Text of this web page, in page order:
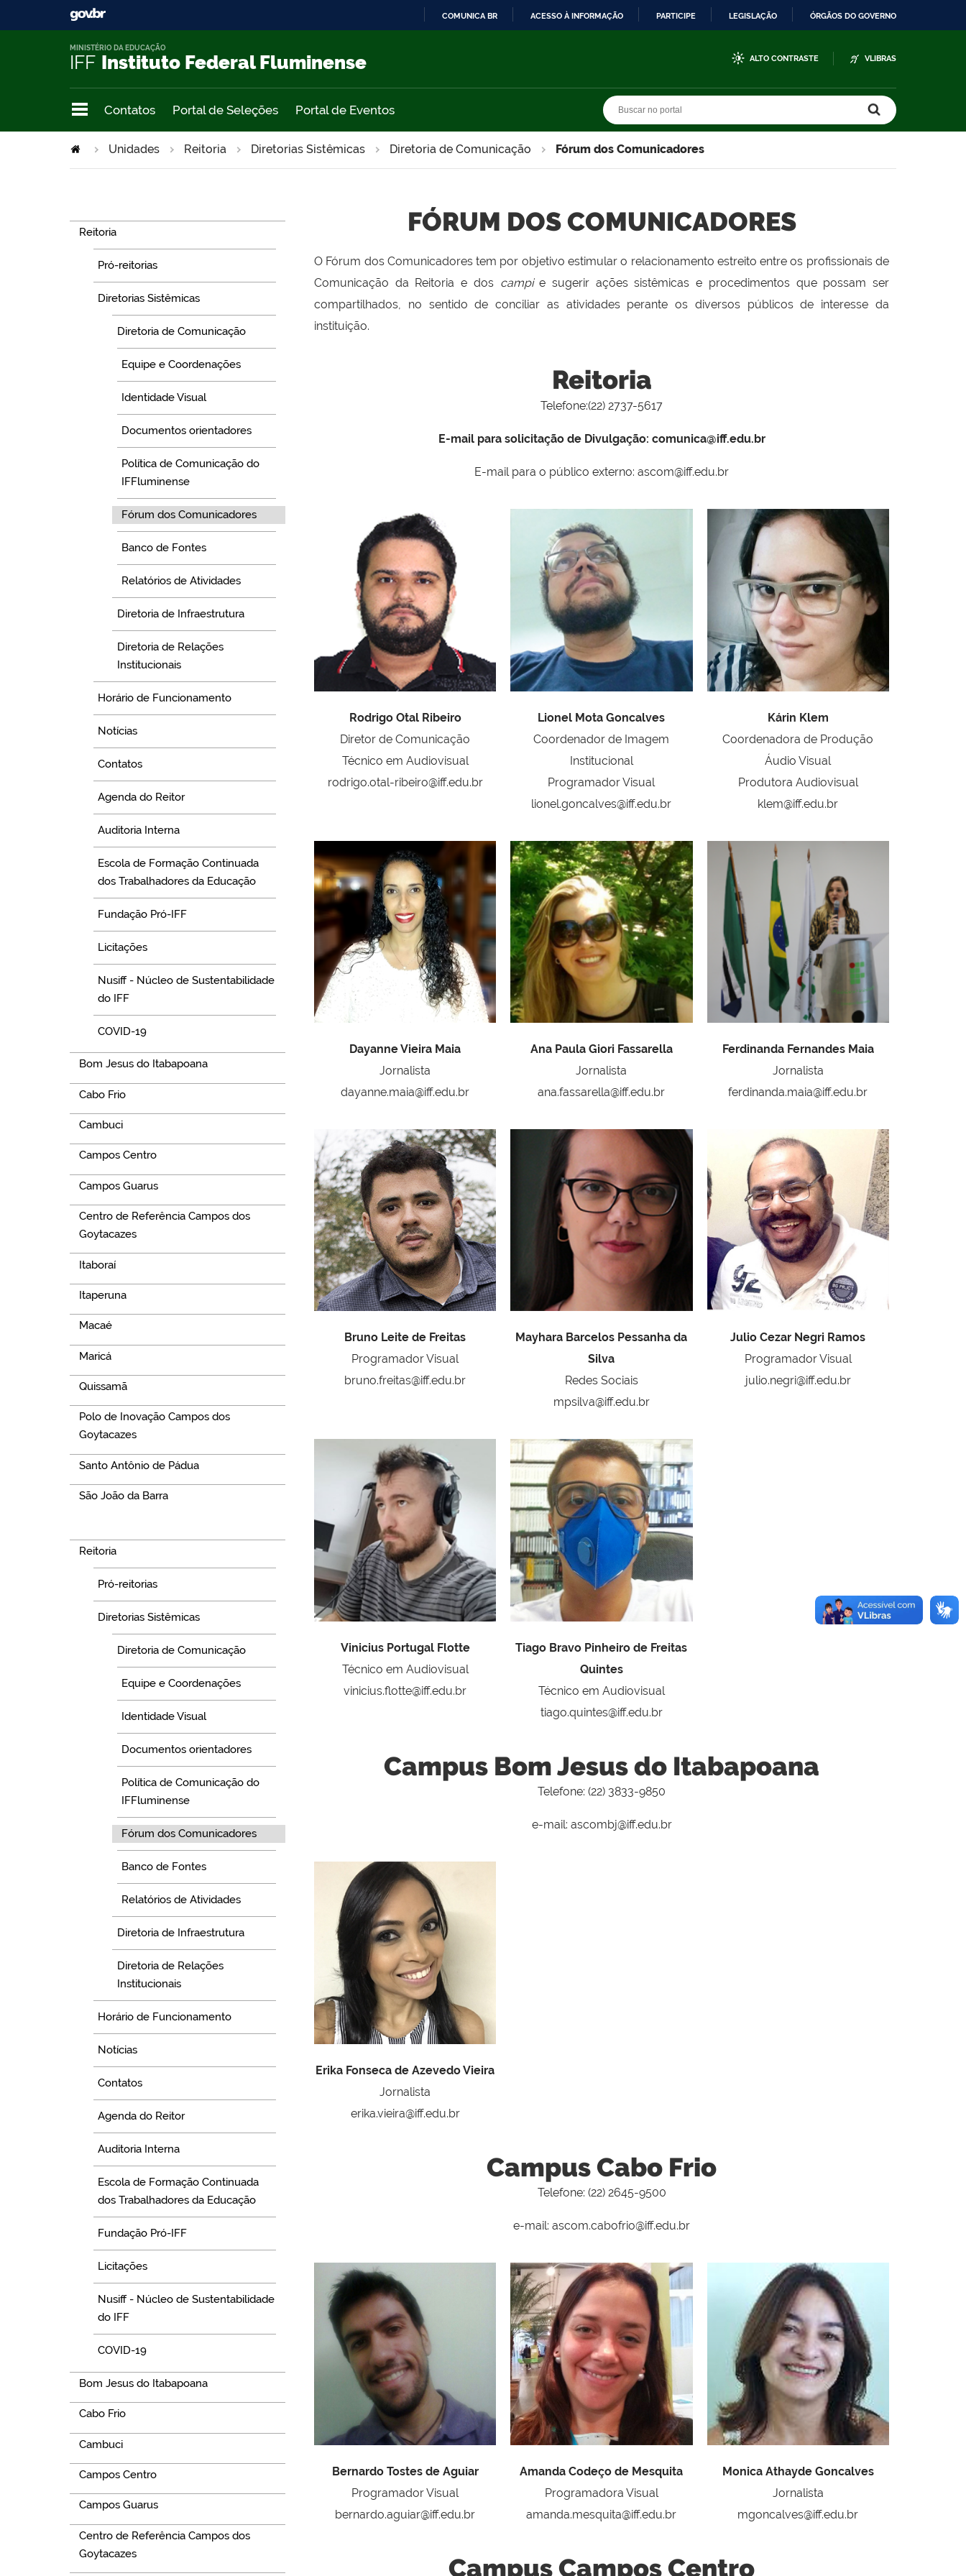
COMUNICA BR ACESSO À INFORMAÇÃO PARTICIPE LEGISLAÇÃO ÓRGÃOS DO GOVERNO
IFF Instituto Federal Fluminense
MINISTÉRIO DA EDUCAÇÃO
ALTO CONTRASTE VLIBRAS
Contatos Portal de Seleções Portal de Eventos
Unidades Reitoria Diretorias Sistêmicas Diretoria de Comunicação Fórum dos Comunicadores
Reitoria
Pró-reitorias
Diretorias Sistêmicas
Diretoria de Comunicação
Equipe e Coordenações
Identidade Visual
Documentos orientadores
Política de Comunicação do
IFFluminense
Fórum dos Comunicadores
Banco de Fontes
Relatórios de Atividades
Diretoria de Infraestrutura
Diretoria de Relações
Institucionais
Horário de Funcionamento
Notícias
Contatos
Agenda do Reitor
Auditoria Interna
Escola de Formação Continuada
dos Trabalhadores da Educação
Fundação Pró-IFF
Licitações
Nusiff - Núcleo de Sustentabilidade
do IFF
COVID-19
Bom Jesus do Itabapoana
Cabo Frio
Cambuci
Campos Centro
Campos Guarus
Centro de Referência Campos dos
Goytacazes
Itaboraí
Itaperuna
Macaé
Maricá
Quissamã
Polo de Inovação Campos dos
Goytacazes
Santo Antônio de Pádua
São João da Barra
Reitoria
Pró-reitorias
Diretorias Sistêmicas
Diretoria de Comunicação
Equipe e Coordenações
Identidade Visual
Documentos orientadores
Política de Comunicação do
IFFluminense
Fórum dos Comunicadores
Banco de Fontes
Relatórios de Atividades
Diretoria de Infraestrutura
Diretoria de Relações
Institucionais
Horário de Funcionamento
Notícias
Contatos
Agenda do Reitor
Auditoria Interna
Escola de Formação Continuada
dos Trabalhadores da Educação
Fundação Pró-IFF
Licitações
Nusiff - Núcleo de Sustentabilidade
do IFF
COVID-19
Bom Jesus do Itabapoana
Cabo Frio
Cambuci
Campos Centro
Campos Guarus
Centro de Referência Campos dos
Goytacazes
FÓRUM DOS COMUNICADORES
O Fórum dos Comunicadores tem por objetivo estimular o relacionamento estreito entre os profissionais de
Comunicação da Reitoria e dos campie sugerir ações sistêmicas e procedimentos que possam ser
compartilhados, no sentido de conciliar as atividades perante os diversos públicos de interesse da
instituição.
Reitoria
Telefone:(22) 2737-5617
E-mail para solicitação de Divulgação: comunica@iff.edu.br
E-mail para o público externo: ascom@iff.edu.br
Rodrigo Otal Ribeiro
Diretor de Comunicação
Técnico em Audiovisual
rodrigo.otal-ribeiro@iff.edu.br
Lionel Mota Goncalves
Coordenador de Imagem
Institucional
Programador Visual
lionel.goncalves@iff.edu.br
Kárin Klem
Coordenadora de Produção
Áudio Visual
Produtora Audiovisual
klem@iff.edu.br
Dayanne Vieira Maia
Jornalista
dayanne.maia@iff.edu.br
Ana Paula Giori Fassarella
Jornalista
ana.fassarella@iff.edu.br
Ferdinanda Fernandes Maia
Jornalista
ferdinanda.maia@iff.edu.br
Bruno Leite de Freitas
Programador Visual
bruno.freitas@iff.edu.br
Mayhara Barcelos Pessanha da
Silva
Redes Sociais
mpsilva@iff.edu.br
Julio Cezar Negri Ramos
Programador Visual
julio.negri@iff.edu.br
Vinicius Portugal Flotte
Técnico em Audiovisual
vinicius.flotte@iff.edu.br
Tiago Bravo Pinheiro de Freitas
Quintes
Técnico em Audiovisual
tiago.quintes@iff.edu.br
Campus Bom Jesus do Itabapoana
Telefone: (22) 3833-9850
e-mail: ascombj@iff.edu.br
Erika Fonseca de Azevedo Vieira
Jornalista
erika.vieira@iff.edu.br
Campus Cabo Frio
Telefone: (22) 2645-9500
e-mail: ascom.cabofrio@iff.edu.br
Bernardo Tostes de Aguiar
Programador Visual
bernardo.aguiar@iff.edu.br
Amanda Codeço de Mesquita
Programadora Visual
amanda.mesquita@iff.edu.br
Monica Athayde Goncalves
Jornalista
mgoncalves@iff.edu.br
Campus Campos Centro